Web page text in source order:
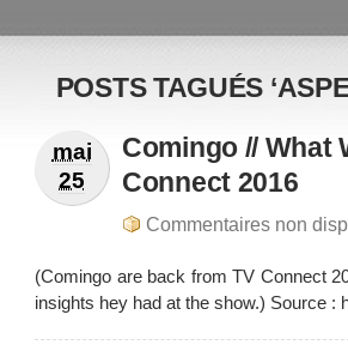
POSTS TAGUÉS
mai
25
Comingo // What
Connect 2016
Commentaires non
(Comingo are back from TV Connect
insights hey had at the show.) Source :